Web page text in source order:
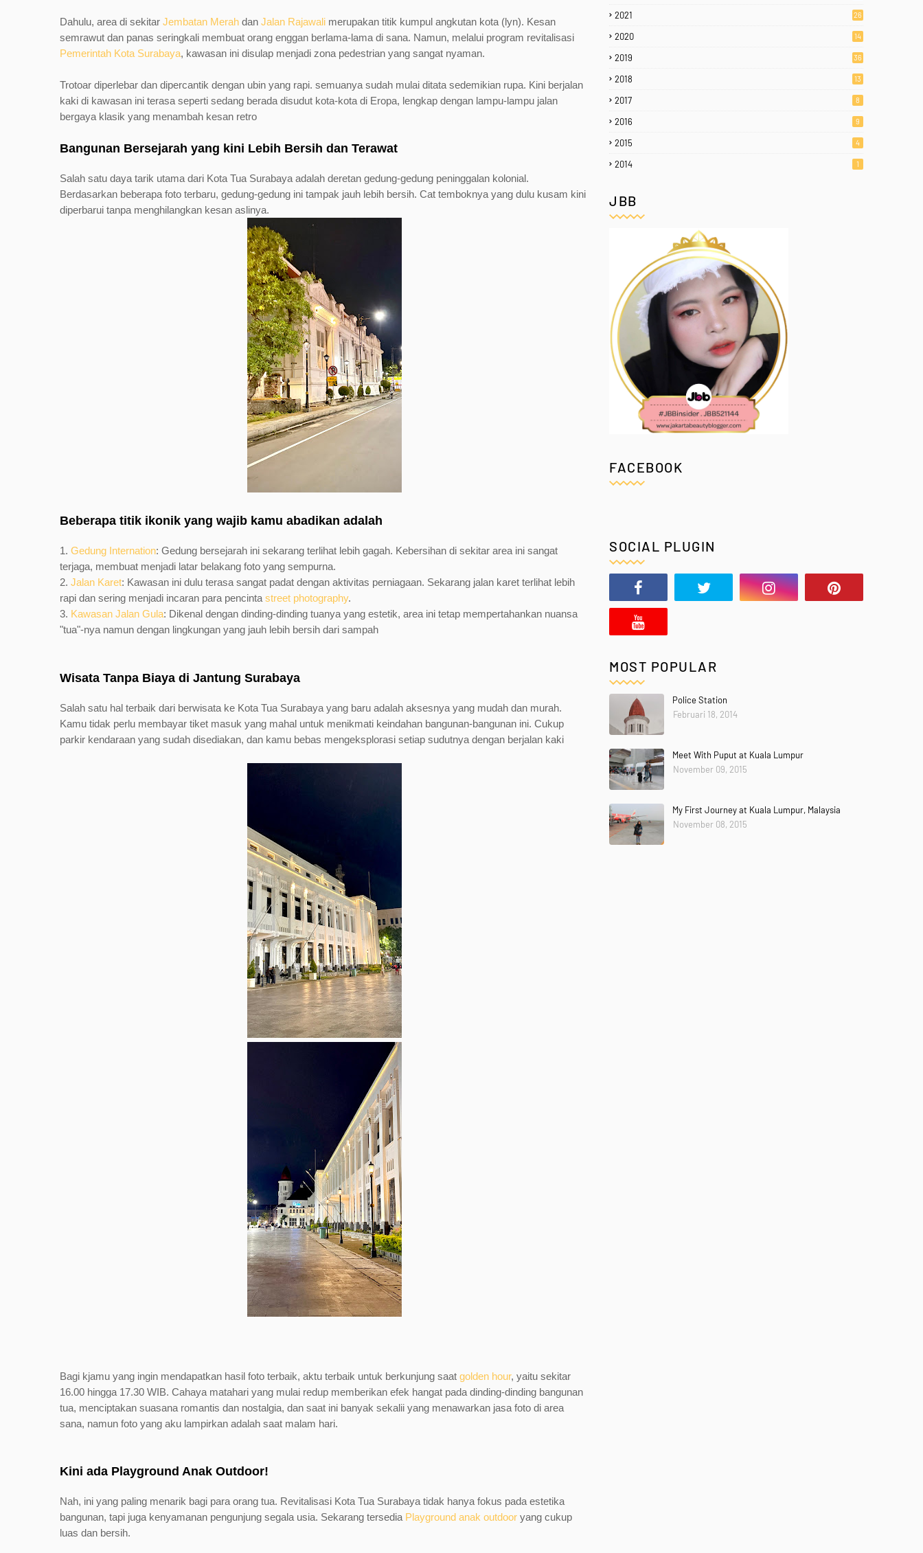
Dahulu, area di sekitar Jembatan Merah dan Jalan Rajawali merupakan titik kumpul angkutan kota (lyn). Kesan
semrawut dan panas seringkali membuat orang enggan berlama-lama di sana. Namun, melalui program revitalisasi
Pemerintah Kota Surabaya, kawasan ini disulap menjadi zona pedestrian yang sangat nyaman.
Trotoar diperlebar dan dipercantik dengan ubin yang rapi. semuanya sudah mulai ditata sedemikian rupa. Kini berjalan
kaki di kawasan ini terasa seperti sedang berada disudut kota-kota di Eropa, lengkap dengan lampu-lampu jalan
bergaya klasik yang menambah kesan retro
Bangunan Bersejarah yang kini Lebih Bersih dan Terawat
Salah satu daya tarik utama dari Kota Tua Surabaya adalah deretan gedung-gedung peninggalan kolonial.
Berdasarkan beberapa foto terbaru, gedung-gedung ini tampak jauh lebih bersih. Cat temboknya yang dulu kusam kini
diperbarui tanpa menghilangkan kesan aslinya.
Beberapa titik ikonik yang wajib kamu abadikan adalah
1. Gedung Internation: Gedung bersejarah ini sekarang terlihat lebih gagah. Kebersihan di sekitar area ini sangat
terjaga, membuat menjadi latar belakang foto yang sempurna.
2. Jalan Karet: Kawasan ini dulu terasa sangat padat dengan aktivitas perniagaan. Sekarang jalan karet terlihat lebih
rapi dan sering menjadi incaran para pencinta street photography.
3. Kawasan Jalan Gula: Dikenal dengan dinding-dinding tuanya yang estetik, area ini tetap mempertahankan nuansa
"tua"-nya namun dengan lingkungan yang jauh lebih bersih dari sampah
Wisata Tanpa Biaya di Jantung Surabaya
Salah satu hal terbaik dari berwisata ke Kota Tua Surabaya yang baru adalah aksesnya yang mudah dan murah.
Kamu tidak perlu membayar tiket masuk yang mahal untuk menikmati keindahan bangunan-bangunan ini. Cukup
parkir kendaraan yang sudah disediakan, dan kamu bebas mengeksplorasi setiap sudutnya dengan berjalan kaki
Bagi kjamu yang ingin mendapatkan hasil foto terbaik, aktu terbaik untuk berkunjung saat golden hour, yaitu sekitar
16.00 hingga 17.30 WIB. Cahaya matahari yang mulai redup memberikan efek hangat pada dinding-dinding bangunan
tua, menciptakan suasana romantis dan nostalgia, dan saat ini banyak sekalii yang menawarkan jasa foto di area
sana, namun foto yang aku lampirkan adalah saat malam hari.
Kini ada Playground Anak Outdoor!
Nah, ini yang paling menarik bagi para orang tua. Revitalisasi Kota Tua Surabaya tidak hanya fokus pada estetika
bangunan, tapi juga kenyamanan pengunjung segala usia. Sekarang tersedia Playground anak outdoor yang cukup
luas dan bersih.
2021 26
2020 14
2019 36
2018 13
2017 8
2016 9
2015 4
2014 1
JBB
FACEBOOK
SOCIAL PLUGIN
MOST POPULAR
Police Station
Februari 18, 2014
Meet With Puput at Kuala Lumpur
November 09, 2015
My First Journey at Kuala Lumpur, Malaysia
November 08, 2015